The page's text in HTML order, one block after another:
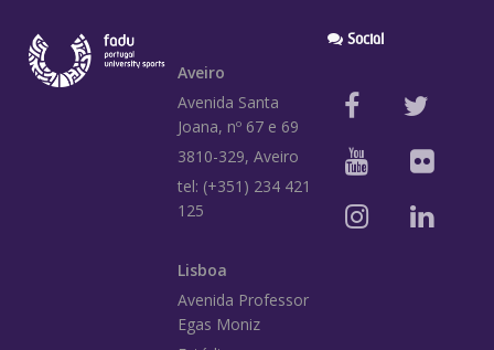
Aveiro
Avenida Santa
Joana, nº 67 e 69
3810-329, Aveiro
tel: (+351) 234 421
125
Lisboa
Avenida Professor
Egas Moniz
Social